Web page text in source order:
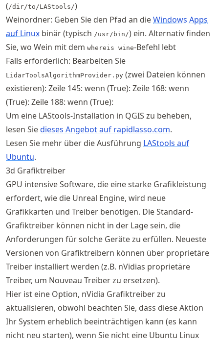
(/dir/to/LAStools/)
Weinordner: Geben Sie den Pfad an dieWindows Apps
auf Linux binär (typisch /usr/bin/) ein. Alternativ finden
Sie, wo Wein mit dem whereis wine-Befehl lebt
Falls erforderlich: Bearbeiten Sie
LidarToolsAlgorithmProvider.py (zwei Dateien können
existieren): Zeile 145: wenn (True): Zeile 168: wenn
(True): Zeile 188: wenn (True):
Um eine LAStools-Installation in QGIS zu beheben,
lesen Siedieses Angebot auf rapidlasso.com.
Lesen Sie mehr über die Ausführung LAStools auf
Ubuntu.
3d Grafiktreiber
GPU intensive Software, die eine starke Grafikleistung
erfordert, wie die Unreal Engine, wird neue
Grafikkarten und Treiber benötigen. Die Standard-
Grafiktreiber können nicht in der Lage sein, die
Anforderungen für solche Geräte zu erfüllen. Neueste
Versionen von Grafiktreibern können über proprietäre
Treiber installiert werden (z.B. nVidias proprietäre
Treiber, um Nouveau Treiber zu ersetzen).
Hier ist eine Option, nVidia Grafiktreiber zu
aktualisieren, obwohl beachten Sie, dass diese Aktion
Ihr System erheblich beeinträchtigen kann (es kann
nicht neu starten), wenn Sie nicht eine Ubuntu Linux